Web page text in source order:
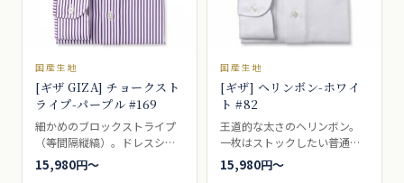
国産生地
[ギザ GIZA] チョークスト
ライプ-パープル #169
細かめのブロックストライプ
（等間隔縦縞）。ドレスシャ
ツ向き。
15,980円〜
国産生地
[ギザ] ヘリンボン-ホワイ
ト #82
王道的な太さのヘリンボン。
一枚はストックしたい普通の
厚みの白杉綾。GIZA88の品
質。ドレスシャツ向き。
15,980円〜